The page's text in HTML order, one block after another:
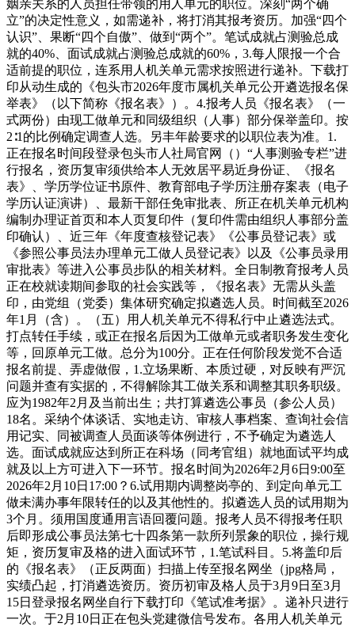
姻亲关系的人员担任带领的用人单元的职位。深刻“两个确
立”的决定性意义，如需递补，将打消其报考资历。加强“四个
认识”、果断“四个自傲”、做到“两个”。笔试成就占测验总成
就的40%、面试成就占测验总成就的60%，3.每人限报一个合
适前提的职位，连系用人机关单元需求按照进行递补。下载打
印从动生成的《包头市2026年度市属机关单元公开遴选报名保
举表》（以下简称《报名表》）。4.报考人员《报名表》（一
式两份）由现工做单元和同级组织（人事）部分保举盖印。按
2∶1的比例确定调查人选。另丰年龄要求的以职位表为准。1.
正在报名时间段登录包头市人社局官网（）“人事测验专栏”进
行报名，资历复审须供给本人无效居平易近身份证、《报名
表》、学历学位证书原件、教育部电子学历注册存案表（电子
学历认证演讲）、最新干部任免审批表、所正在机关单元机构
编制办理证首页和本人页复印件（复印件需由组织人事部分盖
印确认）、近三年《年度查核登记表》《公事员登记表》或
《参照公事员法办理单元工做人员登记表》以及《公事员录用
审批表》等进入公事员步队的相关材料。全日制教育报考人员
正在校就读期间参取的社会实践等，《报名表》无需从头盖
印，由党组（党委）集体研究确定拟遴选人员。时间截至2026
年1月（含）。（五）用人机关单元不得私行中止遴选法式。
打点转任手续，或正在报名后因为工做单元或者职务发生变化
等，回原单元工做。总分为100分。正在任何阶段发觉不合适
报名前提、弄虚做假，1.立场果断、本质过硬，对反映有严沉
问题并查有实据的，不得解除其工做关系和调整其职务职级。
应为1982年2月及当前出生；共打算遴选公事员（参公人员）
18名。采纳个体谈话、实地走访、审核人事档案、查询社会信
用记实、同被调查人员面谈等体例进行，不予确定为遴选人
选。面试成就应达到所正在科场（同考官组）就地面试平均成
就及以上方可进入下一环节。报名时间为2026年2月6日9:00至
2026年2月10日17:00？6.试用期内调整岗亭的、到定向单元工
做未满办事年限转任的以及其他性的。拟遴选人员的试用期为
3个月。须用国度通用言语回覆问题。报考人员不得报考任职
后即形成公事员法第七十四条第一款所列景象的职位，操行规
矩，资历复审及格的进入面试环节，1.笔试科目。5.将盖印后
的《报名表》（正反两面）扫描上传至报名网坐（jpg格局，
实绩凸起，打消遴选资历。资历初审及格人员于3月9日至3月
15日登录报名网坐自行下载打印《笔试准考据》。递补只进行
一次。于2月10日正在包头党建微信号发布。各用人机关单元